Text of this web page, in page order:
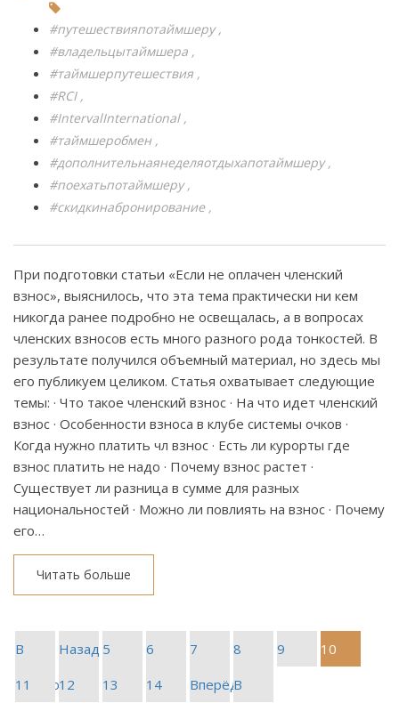
#путешествияпотаймшеру
#владельцытаймшера
#таймшерпутешествия
#RCI
#IntervalInternational
#таймшеробмен
#дополнительнаянеделяотдыхапотаймшеру
#поехатьпотаймшеру
#скидкинабронирование
При подготовки статьи «Если не оплачен членский
взнос», выяснилось, что эта тема практически ни кем
никогда ранее подробно не освещалась, а в вопросах
членских взносов есть много разного рода тонкостей. В
результате получился объемный материал, но здесь мы
его публикуем целиком. Статья охватывает следующие
темы: · Что такое членский взнос · На что идет членский
взнос · Особенности взноса в клубе системы очков ·
Когда нужно платить чл взнос · Есть ли курорты где
взнос платить не надо · Почему взнос растет ·
Существует ли разница в сумме для разных
национальностей · Можно ли повлиять на взнос · Почему
его…
Читать больше
В
начало
Назад 5 6 7 8 9
10
11
12 13 14 ВперёдВ